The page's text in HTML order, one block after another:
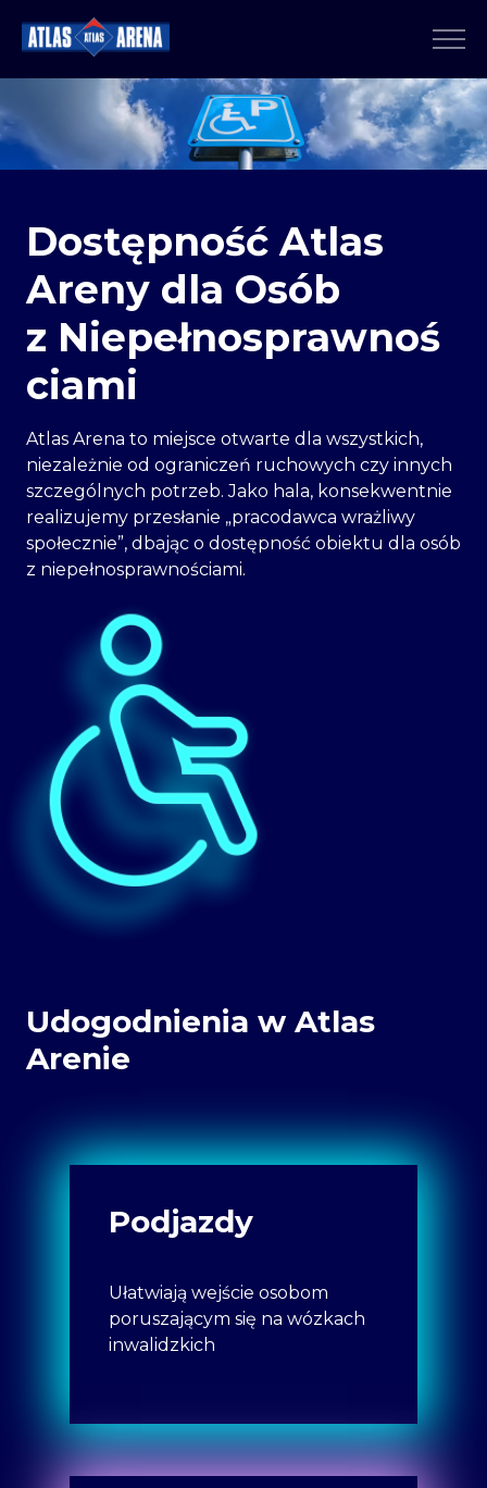
Dostępność Atlas
Areny dla Osób
z Niepełnosprawnoś
ciami
Atlas Arena to miejsce otwarte dla wszystkich,
niezależnie od ograniczeń ruchowych czy innych
szczególnych potrzeb. Jako hala, konsekwentnie
realizujemy przesłanie „pracodawca wrażliwy
społecznie”, dbając o dostępność obiektu dla osób
z niepełnosprawnościami.
Udogodnienia w Atlas
Arenie
Podjazdy
Ułatwiają wejście osobom
poruszającym się na wózkach
inwalidzkich